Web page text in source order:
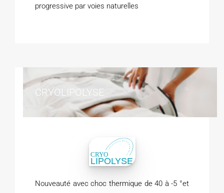
progressive par voies naturelles
CRYOLIPOLYSE
Nouveauté avec choc thermique de 40 à -5 °et